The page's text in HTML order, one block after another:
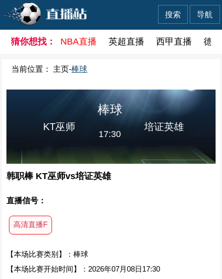
导航
搜索
猜你想找： NBA直播 英超直播 西甲直播 德
当前位置： 主页-棒球
KT巫师
棒球
17:30
培证英雄
韩职棒 KT巫师vs培证英雄
直播信号：
高清直播F
【本场比赛类别】：棒球
【本场比赛开始时间】：2026年07月08日17:30